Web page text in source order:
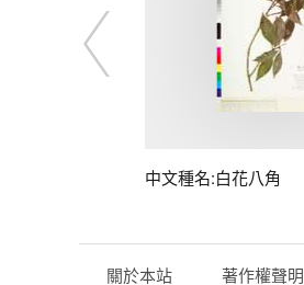
中文種名:白花八角
關於本站 著作權聲明